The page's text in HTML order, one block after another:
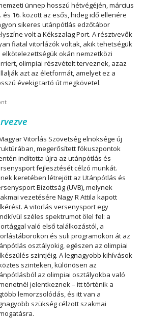
ünnep hosszú hétvégéjén, március
és 16. között az esős, hideg idő ellenére
sikeres utánpótlás edzőtábor
volt a Kékszalag Port. A résztvevők
fiatal vitorlázók voltak, akik tehetségük
elkötelezettségük okán nemzetközi
olimpiai részvételt terveznek, azaz
azt az életformát, amelyet ez a
évekig tartó út megkövetel.
Vitorlás Szövetség elnöksége új
megerősített fókuszpontok
indította újra az utánpótlás és
fejlesztését célzó munkát.
keretében létrejött az Utánpótlás és
Bizottság (UVB), melynek
vezetésére Nagy R Attila kapott
A vitorlás versenysport egy
széles spektrumot ölel fel: a
való első találkozástól, a
és suli programokon át az
osztályokig, egészen az olimpiai
szintjéig. A legnagyobb kihívások
szinteken, különösen az
az olimpiai osztályokba való
jelentkeznek – itt történik a
lemorzsolódás, és itt van a
szükség célzott szakmai